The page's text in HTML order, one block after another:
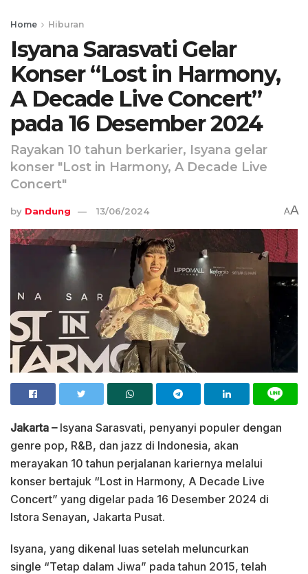
Home Hiburan
Isyana Sarasvati Gelar
Konser “Lost in Harmony,
A Decade Live Concert”
pada 16 Desember 2024
Rayakan 10 tahun berkarier, Isyana gelar
konser "Lost in Harmony, A Decade Live
Concert"
by Dandung 13/06/2024 AA
Jakarta –Isyana Sarasvati, penyanyi populer dengan
genre pop, R&B, dan jazz di Indonesia, akan
merayakan 10 tahun perjalanan kariernya melalui
konser bertajuk “Lost in Harmony, A Decade Live
Concert” yang digelar pada 16 Desember 2024 di
Istora Senayan, Jakarta Pusat.
Isyana, yang dikenal luas setelah meluncurkan
single “Tetap dalam Jiwa” pada tahun 2015, telah